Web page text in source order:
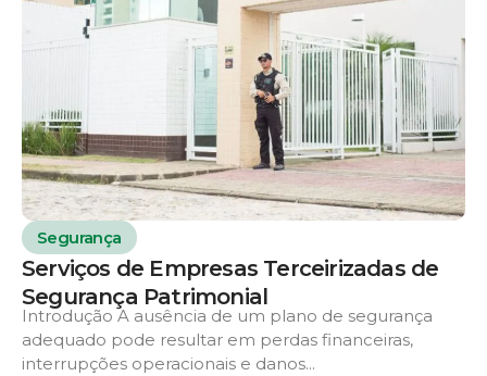
Segurança
Serviços de Empresas Terceirizadas de
Segurança Patrimonial
Introdução A ausência de um plano de segurança
adequado pode resultar em perdas financeiras,
interrupções operacionais e danos...